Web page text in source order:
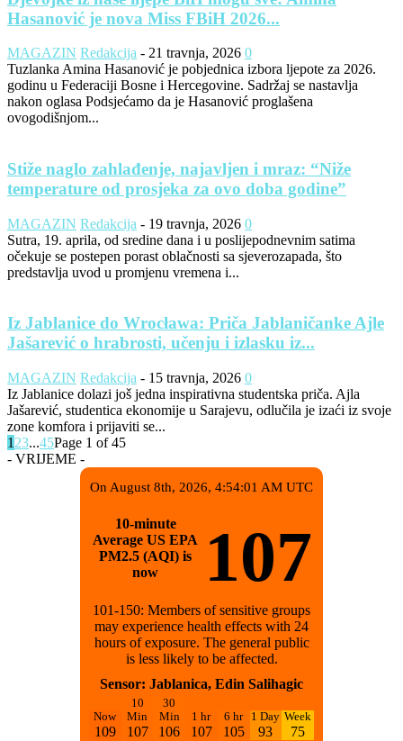
Hasanović je nova Miss FBiH 2026...
MAGAZIN Redakcija - 21 travnja, 2026 0
Tuzlanka Amina Hasanović je pobjednica izbora ljepote za 2026.
godinu u Federaciji Bosne i Hercegovine. Sadržaj se nastavlja
nakon oglasa Podsjećamo da je Hasanović proglašena
ovogodišnjom...
Stiže naglo zahlađenje, najavljen i mraz: “Niže
temperature od prosjeka za ovo doba godine”
MAGAZIN Redakcija - 19 travnja, 2026 0
Sutra, 19. aprila, od sredine dana i u poslijepodnevnim satima
očekuje se postepen porast oblačnosti sa sjeverozapada, što
predstavlja uvod u promjenu vremena i...
Iz Jablanice do Wrocława: Priča Jablaničanke Ajle
Jašarević o hrabrosti, učenju i izlasku iz...
MAGAZIN Redakcija - 15 travnja, 2026 0
Iz Jablanice dolazi još jedna inspirativna studentska priča. Ajla
Jašarević, studentica ekonomije u Sarajevu, odlučila je izaći iz svoje
zone komfora i prijaviti se...
1 23...45Page 1 of 45
- VRIJEME -
On August 8th, 2026, 4:54:01 AM UTC
10-minute
Average US EPA
PM2.5 (AQI) is
now
107
101-150: Members of sensitive groups
may experience health effects with 24
hours of exposure. The general public
is less likely to be affected.
Sensor: Jablanica, Edin Salihagic
Now
109
10
Min
107
30
Min
106
1 hr
107
6 hr
105
1 Day
93
Week
75